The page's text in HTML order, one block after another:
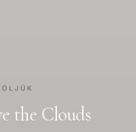
the Clouds